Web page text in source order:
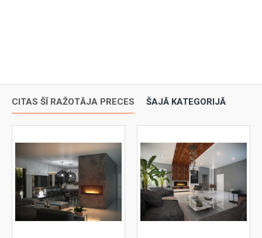
CITAS ŠĪ RAŽOTĀJA PRECES ŠAJĀ KATEGORIJĀ